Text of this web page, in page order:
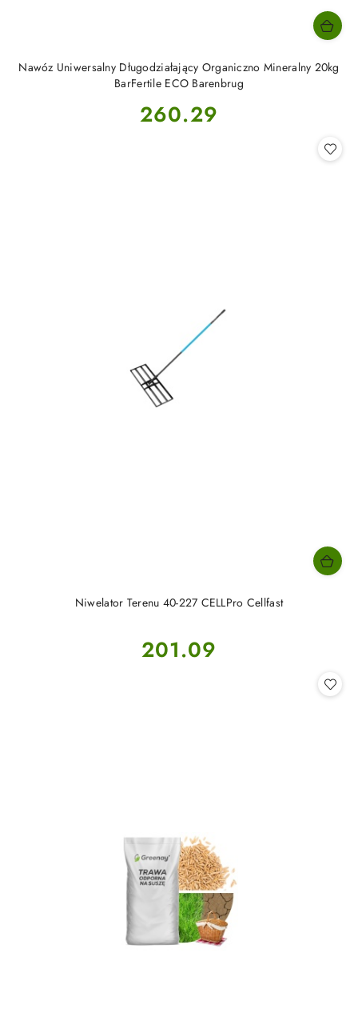
Nawóz Uniwersalny Długodziałający Organiczno Mineralny 20kg
BarFertile ECO Barenbrug
Cena:
260.29
Niwelator Terenu 40-227 CELLPro Cellfast
Cena:
201.09